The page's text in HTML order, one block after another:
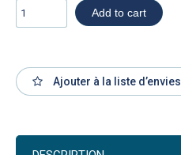
Add to cart
Ajouter à la liste d’envies